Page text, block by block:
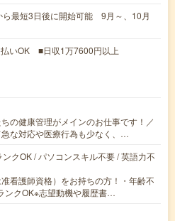
最短3日後に開始可能 9月～、10月
いOK ■日収1万7600円以上
の健康管理がメインのお仕事です！／
な対応や医療行為も少なく、…
クOK / パソコンスキル不要 / 英語力不
看護師資格）をお持ちの方！・年齢不
ンクOK※志望動機や履歴書…